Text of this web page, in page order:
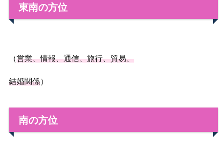
東南の方位
（営業、情報、通信、旅行、貿易、
結婚関係）
南の方位